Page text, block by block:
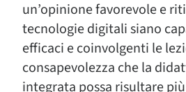
un’opinione favorevole e
tecnologie digitali siano
efficaci e coinvolgenti le
consapevolezza che la
integrata possa risultare